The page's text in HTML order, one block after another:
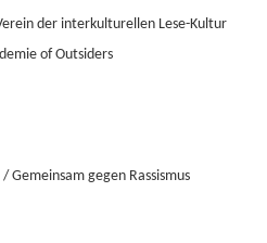
der interkulturellen Lese-Kultur
of Outsiders
Gemeinsam gegen Rassismus